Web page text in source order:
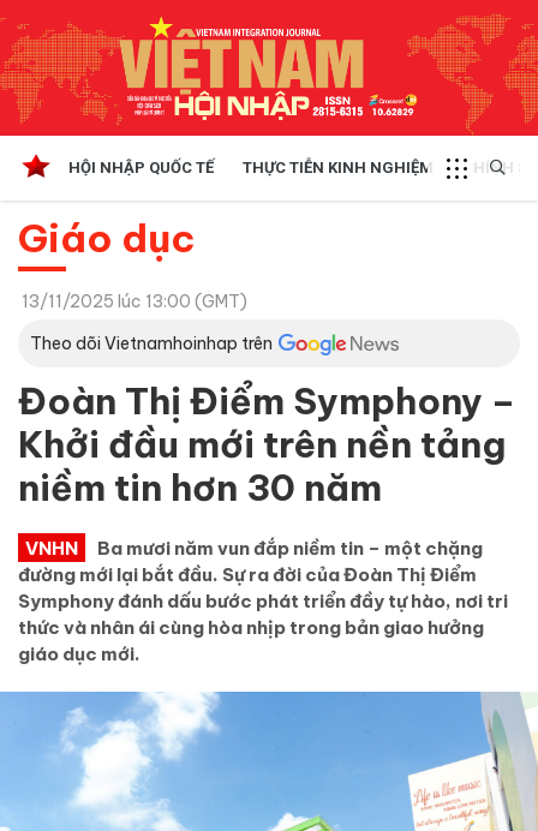
HỘI NHẬP QUỐC TẾ THỰC TIỄN KINH NGHIỆM CHÍNH
Giáo dục
13/11/2025 lúc 13:00 (GMT)
Theo dõi Vietnamhoinhap trên
Đoàn Thị Điểm Symphony –
Khởi đầu mới trên nền tảng
niềm tin hơn 30 năm
VNHN
Ba mươi năm vun đắp niềm tin – một chặng
đường mới lại bắt đầu. Sự ra đời của Đoàn Thị Điểm
Symphony đánh dấu bước phát triển đầy tự hào, nơi tri
thức và nhân ái cùng hòa nhịp trong bản giao hưởng
giáo dục mới.